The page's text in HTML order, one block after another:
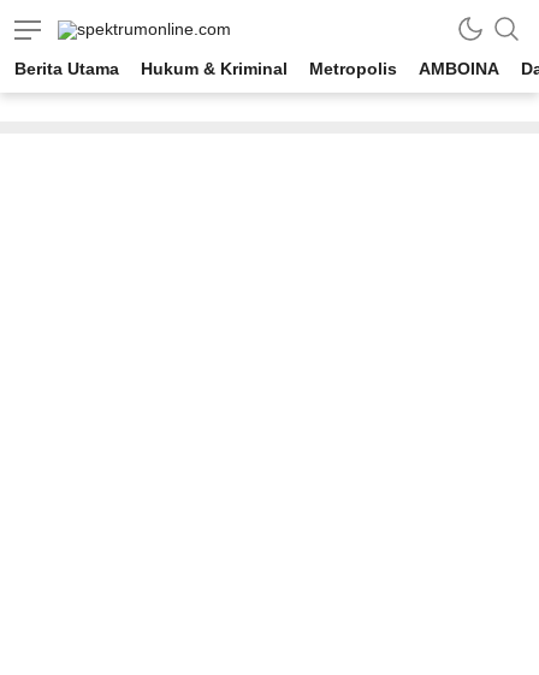
spektrumonline.com
Berita Utama Hukum & Kriminal Metropolis AMBOINA